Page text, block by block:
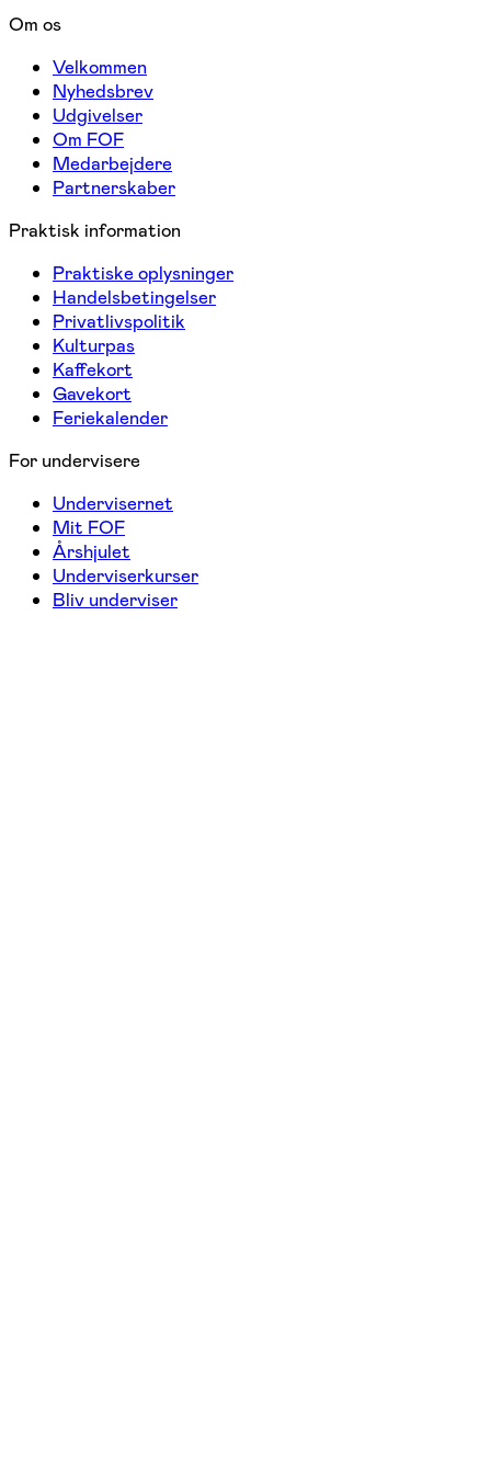
Om os
Velkommen
Nyhedsbrev
Udgivelser
Om FOF
Medarbejdere
Partnerskaber
Praktisk information
Praktiske oplysninger
Handelsbetingelser
Privatlivspolitik
Kulturpas
Kaffekort
Gavekort
Feriekalender
For undervisere
Undervisernet
Mit FOF
Årshjulet
Underviserkurser
Bliv underviser